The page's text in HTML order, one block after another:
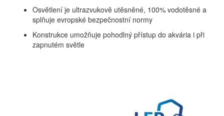
Osvětlení je ultrazvukově utěsněné, 100% vodotěsné a
splňuje evropské bezpečnostní normy
Konstrukce umožňuje pohodlný přístup do akvária i při
zapnutém světle